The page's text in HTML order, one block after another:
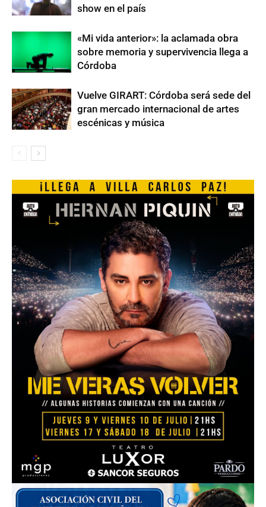
show en el país
«Mi vida anterior»: la aclamada obra
sobre memoria y supervivencia llega a
Córdoba
Vuelve GIRART: Córdoba será sede del
gran mercado internacional de artes
escénicas y música